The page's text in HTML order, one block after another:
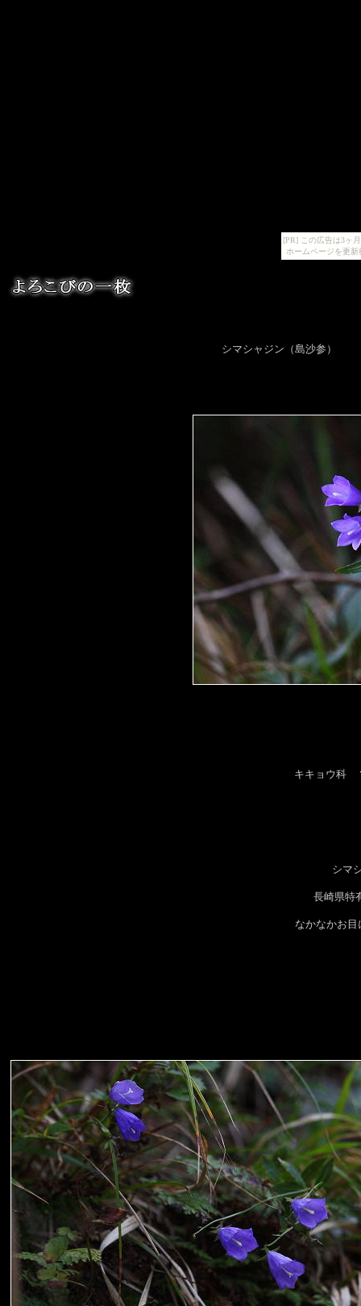
[PR] この広告は3ヶ
ホームページを更
シマシャジン（島
キキョウ科
シマ
長崎県特
なかなかお